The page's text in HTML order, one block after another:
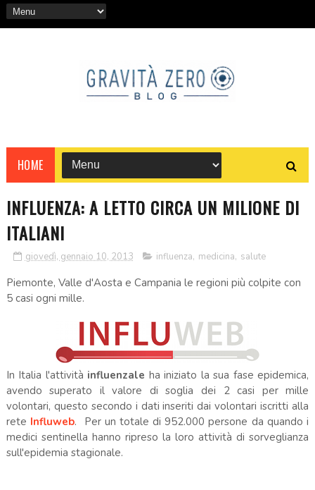
HOME
INFLUENZA: A LETTO CIRCA UN MILIONE DI
ITALIANI
giovedì, gennaio 10, 2013 influenza, medicina, salute
Piemonte, Valle d'Aosta e Campania le regioni più colpite con
5 casi ogni mille.
In Italia l'attività influenzale ha iniziato la sua fase epidemica,
avendo superato il valore di soglia dei 2 casi per mille
volontari, questo secondo i dati inseriti dai volontari iscritti alla
rete Influweb. Per un totale di 952.000 persone da quando i
medici sentinella hanno ripreso la loro attività di sorveglianza
sull'epidemia stagionale.